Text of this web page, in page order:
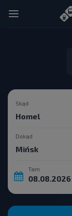
Skąd
Dokąd
Tam